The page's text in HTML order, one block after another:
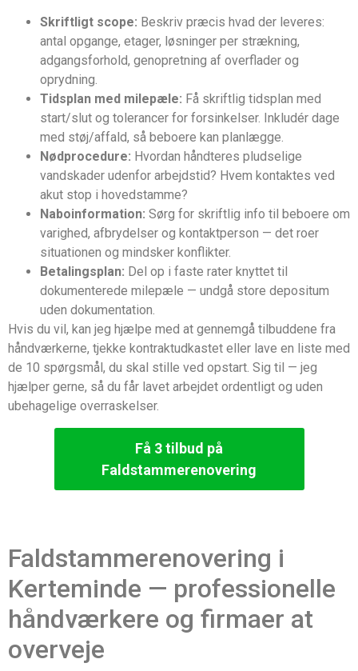
Skriftligt scope: Beskriv præcis hvad der leveres:
antal opgange, etager, løsninger per strækning,
adgangsforhold, genopretning af overflader og
oprydning.
Tidsplan med milepæle: Få skriftlig tidsplan med
start/slut og tolerancer for forsinkelser. Inkludér dage
med støj/affald, så beboere kan planlægge.
Nødprocedure: Hvordan håndteres pludselige
vandskader udenfor arbejdstid? Hvem kontaktes ved
akut stop i hovedstamme?
Naboinformation: Sørg for skriftlig info til beboere om
varighed, afbrydelser og kontaktperson — det roer
situationen og mindsker konflikter.
Betalingsplan: Del op i faste rater knyttet til
dokumenterede milepæle — undgå store depositum
uden dokumentation.
Hvis du vil, kan jeg hjælpe med at gennemgå tilbuddene fra
håndværkerne, tjekke kontraktudkastet eller lave en liste med
de 10 spørgsmål, du skal stille ved opstart. Sig til — jeg
hjælper gerne, så du får lavet arbejdet ordentligt og uden
ubehagelige overraskelser.
Få 3 tilbud på
Faldstammerenovering
Faldstammerenovering i
Kerteminde — professionelle
håndværkere og firmaer at
overveje